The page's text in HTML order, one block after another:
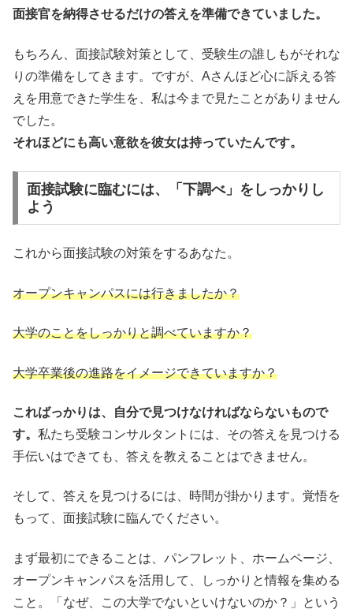
面接官を納得させるだけの答えを準備できていました。
もちろん、面接試験対策として、受験生の誰しもがそれな
りの準備をしてきます。ですが、Aさんほど心に訴える答
えを用意できた学生を、私は今まで見たことがありません
でした。
それほどにも高い意欲を彼女は持っていたんです。
面接試験に臨むには、「下調べ」をしっかりし
よう
これから面接試験の対策をするあなた。
オープンキャンパスには行きましたか？
大学のことをしっかりと調べていますか？
大学卒業後の進路をイメージできていますか？
こればっかりは、自分で見つけなければならないもので
す。 私たち受験コンサルタントには、その答えを見つける
手伝いはできても、答えを教えることはできません。
そして、答えを見つけるには、時間が掛かります。覚悟を
もって、面接試験に臨んでください。
まず最初にできることは、パンフレット、ホームページ、
オープンキャンパスを活用して、しっかりと情報を集める
こと。「なぜ、この大学でないといけないのか？」という